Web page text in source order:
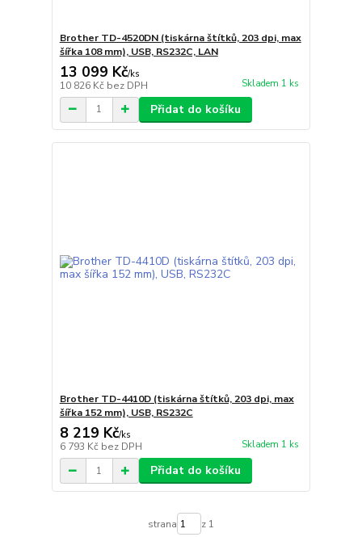
Brother TD-4520DN (tiskárna štítků, 203 dpi, max
šířka 108 mm), USB, RS232C, LAN
13 099 Kč/ks
10 826 Kč bez DPH Skladem 1 ks
Přidat do košíku
Brother TD-4410D (tiskárna štítků, 203 dpi, max
šířka 152 mm), USB, RS232C
8 219 Kč/ks
6 793 Kč bez DPH Skladem 1 ks
Přidat do košíku
strana z 1